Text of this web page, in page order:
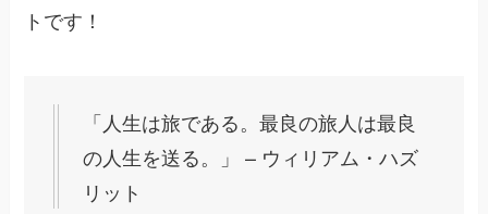
トです！
「人生は旅である。最良の旅人は最良
の人生を送る。」 – ウィリアム・ハズ
リット